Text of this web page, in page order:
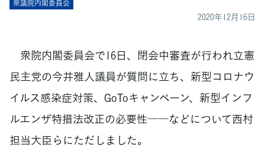
衆議院内閣委員会
2020年12月16日
衆院内閣委員会で16日、閉会中審査が行われ立憲
民主党の今井雅人議員が質問に立ち、新型コロナウ
イルス感染症対策、GoToキャンペーン、新型インフ
ルエンザ特措法改正の必要性――などについて西村
担当大臣らにただしました。